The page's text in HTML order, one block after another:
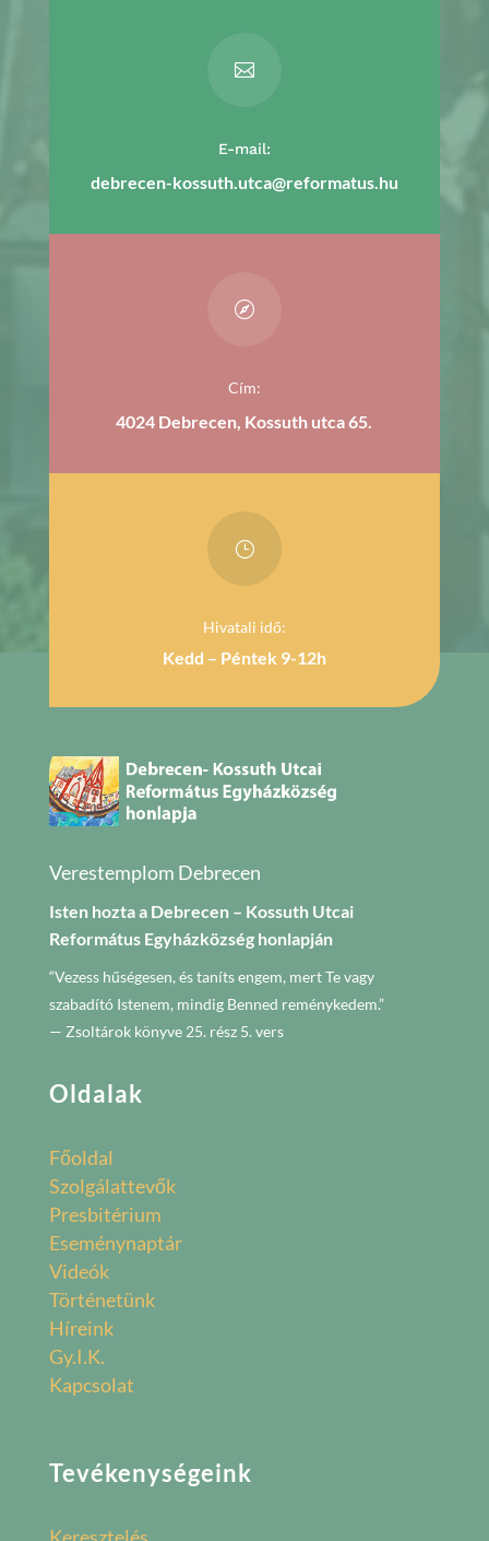

E-mail:
debrecen-kossuth.utca@reformatus.hu

Cím:
4024 Debrecen, Kossuth utca 65.
}
Hivatali idő:
Kedd – Péntek 9-12h
Verestemplom Debrecen
Isten hozta a Debrecen – Kossuth Utcai
Református Egyházközség honlapján
“Vezess hűségesen, és taníts engem, mert Te vagy
szabadító Istenem, mindig Benned reménykedem.”
— Zsoltárok könyve 25. rész 5. vers
Oldalak
Főoldal
Szolgálattevők
Presbitérium
Eseménynaptár
Videók
Történetünk
Híreink
Gy.I.K.
Kapcsolat
Tevékenységeink